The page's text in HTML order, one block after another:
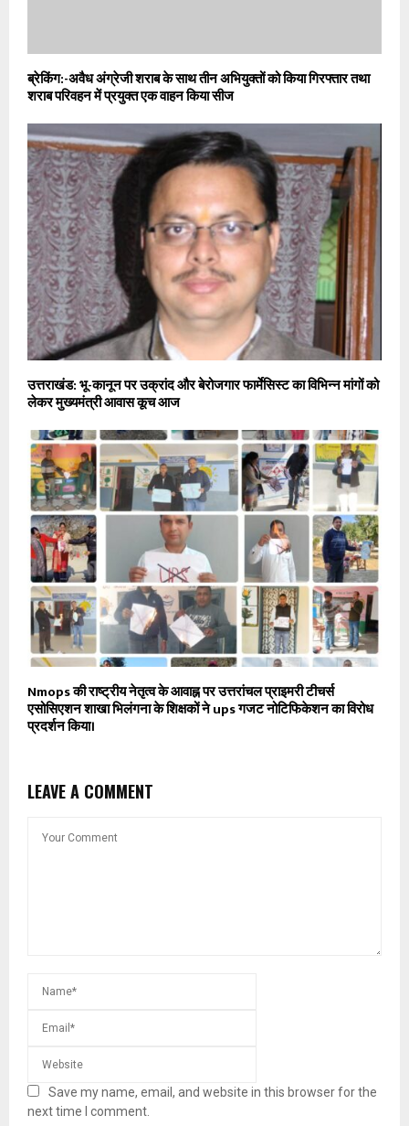
ब्रेकिंग:-अवैध अंग्रेजी शराब के साथ तीन अभियुक्तों को किया गिरफ्तार तथा
शराब परिवहन में प्रयुक्त एक वाहन किया सीज
उत्तराखंड: भू-कानून पर उक्रांद और बेरोजगार फार्मेसिस्ट का विभिन्न मांगों को
लेकर मुख्यमंत्री आवास कूच आज
Nmops की राष्ट्रीय नेतृत्व के आवाह्न पर उत्तरांचल प्राइमरी टीचर्स
एसोसिएशन शाखा भिलंगना के शिक्षकों ने ups गजट नोटिफिकेशन का विरोध
प्रदर्शन किया।
LEAVE A COMMENT
Save my name, email, and website in this browser for the
next time I comment.